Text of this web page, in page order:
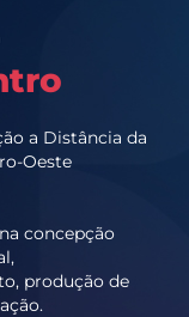
a Distância da
Oeste
concepção
produção de